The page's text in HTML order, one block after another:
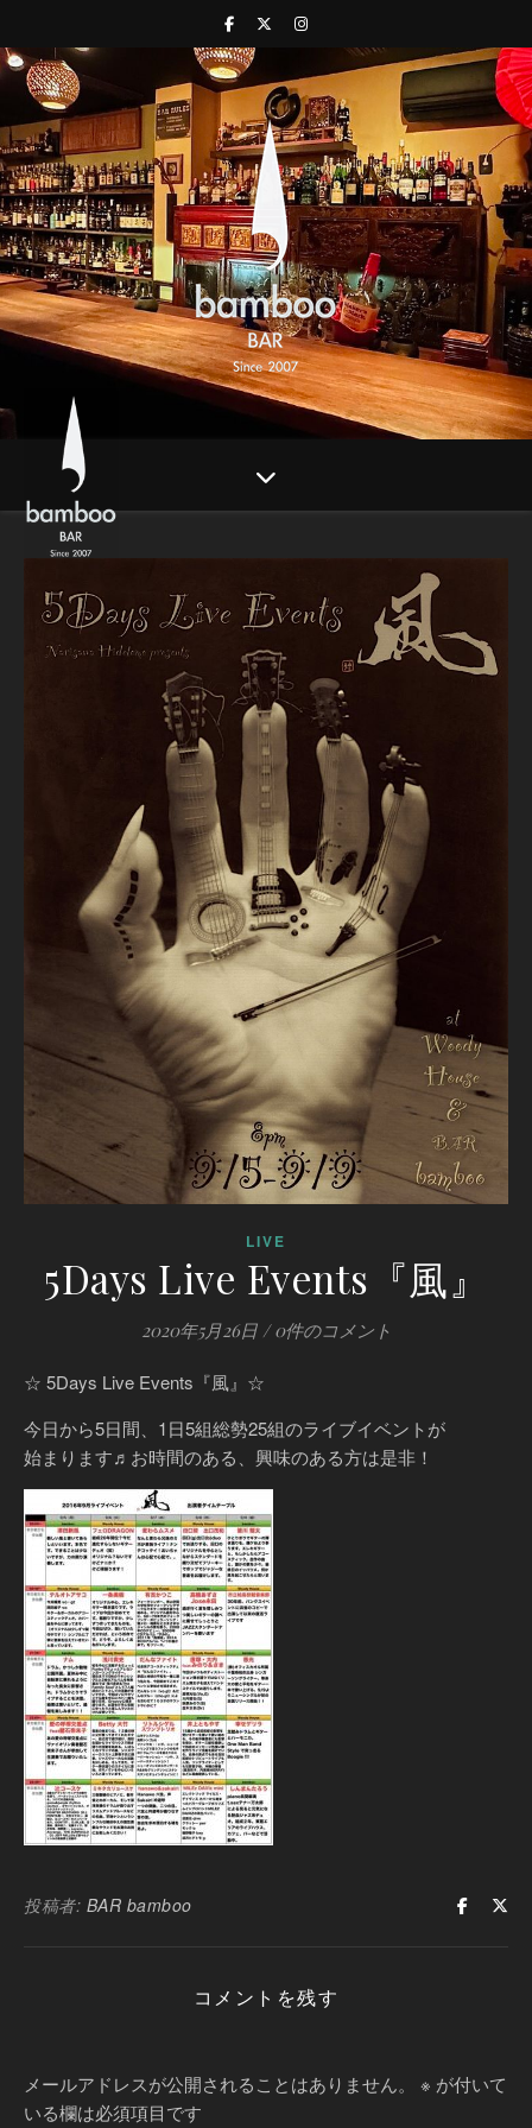
LIVE
5Days Live Events『風』
2020年5月26日 / 0件のコメント
☆ 5Days Live Events『風』☆
今日から5日間、1日5組総勢25組のライブイベントが
始まります♬お時間のある、興味のある方は是非！
投稿者: BAR bamboo
コメントを残す
メールアドレスが公開されることはありません。 ※ が付いて
いる欄は必須項目です